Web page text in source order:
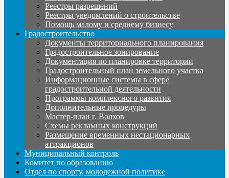
Реестры разрешений
Реестры уведомлений о строительстве
Помощь малому и среднему бизнесу
Градостроительство
Документы территориального планирования
Градостроительное зонирование
Документация по планировке территории
Градостроительный план земельного участка
Информационные системы в сфере
градостроительной деятельности
Программы комплексного развития
Дополнительные процедуры
Мастер-план г. Волхов
Схемы рекламных конструкций
Размещение временных нестационарных
аттракционов
Муниципальный контроль
Комитет по образованию
Отдел по спорту, молодежной политике